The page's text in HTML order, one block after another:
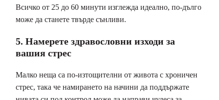
Всичко от 25 до 60 минути изглежда идеално, по-дълго
може да станете твърде сънливи.
5. Намерете здравословни изходи за
вашия стрес
Малко неща са по-изтощителни от живота с хроничен
стрес, така че намирането на начини да поддържате